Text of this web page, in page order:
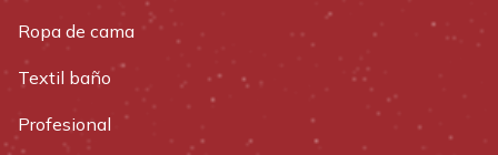
Ropa de cama
Textil baño
Profesional